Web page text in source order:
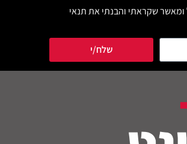
שקראתי והבנתי את תנאי
שלח/י